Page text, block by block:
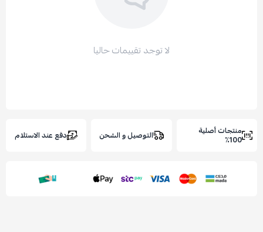
لا توجد تقييمات حاليا
أصلية التوصيل و الشحن دفع عند الاستلام